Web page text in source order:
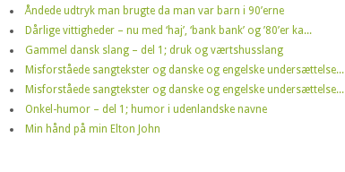
Åndede udtryk man brugte da man var barn i 90’erne
Dårlige vittigheder – nu med ‘haj’, ‘bank bank’ og ’80’er ka...
Gammel dansk slang – del 1; druk og værtshusslang
Misforståede sangtekster og danske og engelske undersættelse...
Misforståede sangtekster og danske og engelske undersættelse...
Onkel-humor – del 1; humor i udenlandske navne
Min hånd på min Elton John